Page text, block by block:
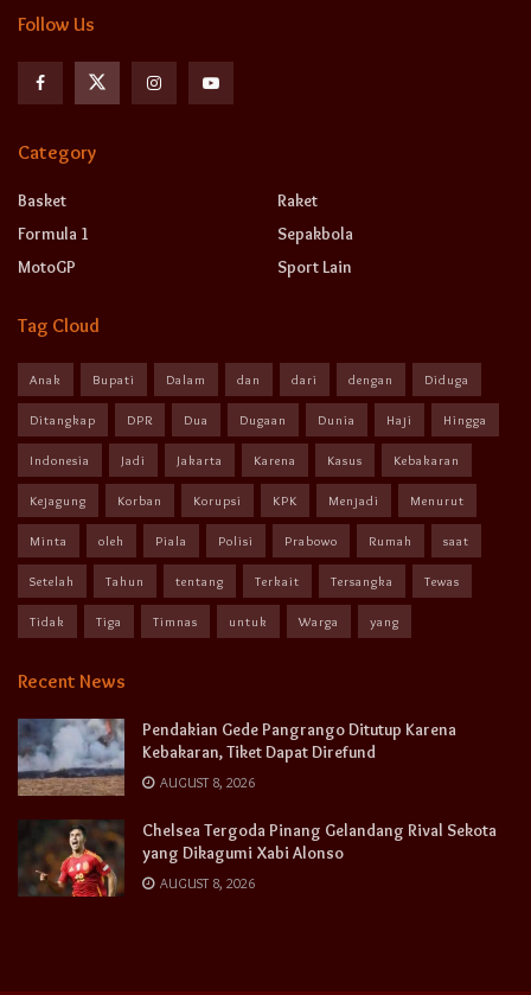
Follow Us
Category
Basket
Formula 1
MotoGP
Raket
Sepakbola
Sport Lain
Tag Cloud
Anak Bupati Dalam dan dari dengan Diduga
Ditangkap DPR Dua Dugaan Dunia Haji Hingga
Indonesia Jadi Jakarta Karena Kasus Kebakaran
Kejagung Korban Korupsi KPK Menjadi Menurut
Minta oleh Piala Polisi Prabowo Rumah saat
Setelah Tahun tentang Terkait Tersangka Tewas
Tidak Tiga Timnas untuk Warga yang
Recent News
Pendakian Gede Pangrango Ditutup Karena
Kebakaran, Tiket Dapat Direfund
AUGUST 8, 2026
Chelsea Tergoda Pinang Gelandang Rival Sekota
yang Dikagumi Xabi Alonso
AUGUST 8, 2026